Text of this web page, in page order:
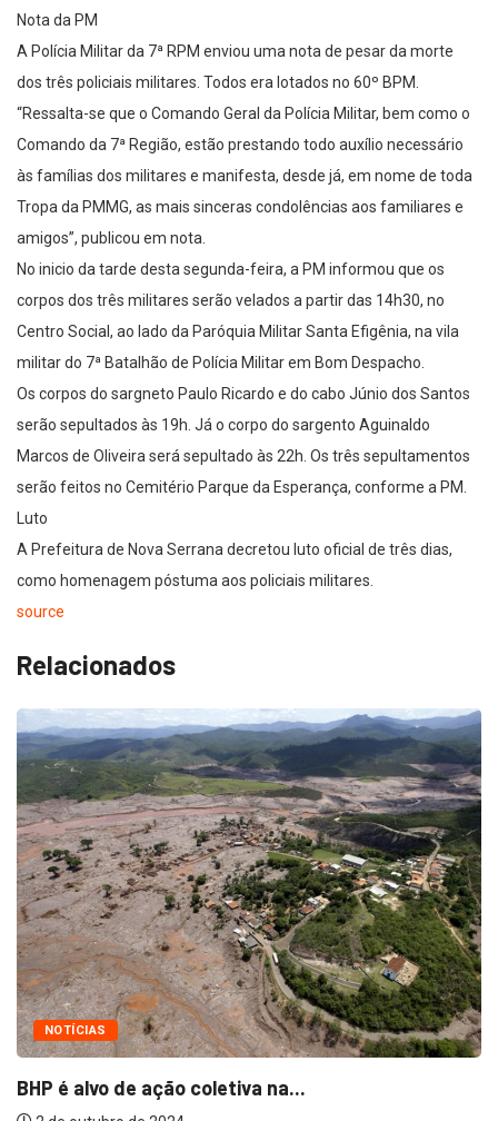
Nota da PM
A Polícia Militar da 7ª RPM enviou uma nota de pesar da morte
dos três policiais militares. Todos era lotados no 60º BPM.
“Ressalta-se que o Comando Geral da Polícia Militar, bem como o
Comando da 7ª Região, estão prestando todo auxílio necessário
às famílias dos militares e manifesta, desde já, em nome de toda
Tropa da PMMG, as mais sinceras condolências aos familiares e
amigos”, publicou em nota.
No inicio da tarde desta segunda-feira, a PM informou que os
corpos dos três militares serão velados a partir das 14h30, no
Centro Social, ao lado da Paróquia Militar Santa Efigênia, na vila
militar do 7ª Batalhão de Polícia Militar em Bom Despacho.
Os corpos do sargneto Paulo Ricardo e do cabo Júnio dos Santos
serão sepultados às 19h. Já o corpo do sargento Aguinaldo
Marcos de Oliveira será sepultado às 22h. Os três sepultamentos
serão feitos no Cemitério Parque da Esperança, conforme a PM.
Luto
A Prefeitura de Nova Serrana decretou luto oficial de três dias,
como homenagem póstuma aos policiais militares.
source
Relacionados
NOTÍCIAS
BHP é alvo de ação coletiva na...